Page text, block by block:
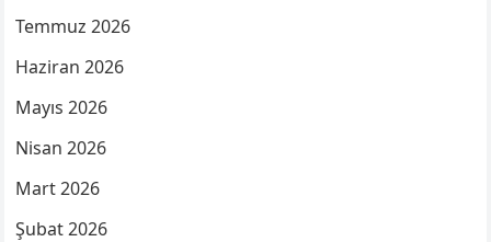
Temmuz 2026
Haziran 2026
Mayıs 2026
Nisan 2026
Mart 2026
Şubat 2026